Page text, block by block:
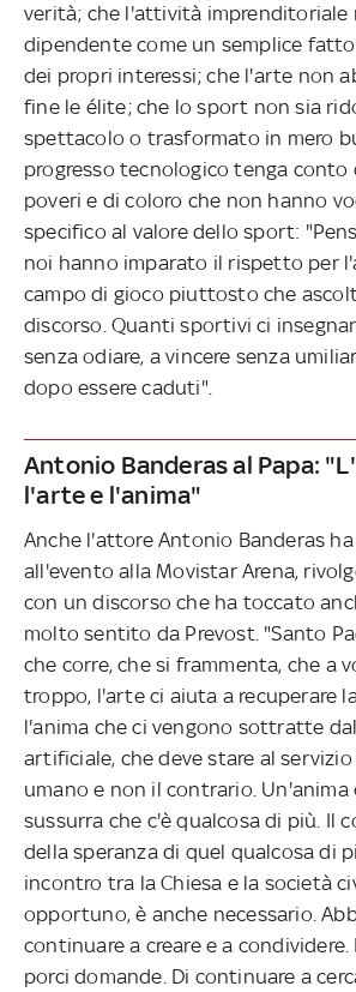
verità; che l'attività imprenditoriale
dipendente come un semplice
dei propri interessi; che l'arte non
fine le élite; che lo sport non sia
spettacolo o trasformato in mero
progresso tecnologico tenga conto
poveri e di coloro che non hanno
specifico al valore dello sport:
noi hanno imparato il rispetto per
campo di gioco piuttosto che
discorso. Quanti sportivi ci
senza odiare, a vincere senza
dopo essere caduti".
Antonio Banderas al Papa:
l'arte e l'anima"
Anche l'attore Antonio Banderas
all'evento alla Movistar Arena,
con un discorso che ha toccato
molto sentito da Prevost. "Santo
che corre, che si frammenta, che a
troppo, l'arte ci aiuta a recuperare
l'anima che ci vengono sottratte
artificiale, che deve stare al servizio
umano e non il contrario. Un'anima
sussurra che c'è qualcosa di più. Il
della speranza di quel qualcosa di
incontro tra la Chiesa e la società
opportuno, è anche necessario.
continuare a creare e a
porci domande. Di continuare a